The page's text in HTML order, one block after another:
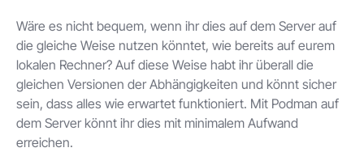
Wäre es nicht bequem, wenn ihr dies auf dem Server auf
die gleiche Weise nutzen könntet, wie bereits auf eurem
lokalen Rechner? Auf diese Weise habt ihr überall die
gleichen Versionen der Abhängigkeiten und könnt sicher
sein, dass alles wie erwartet funktioniert. Mit Podman auf
dem Server könnt ihr dies mit minimalem Aufwand
erreichen.